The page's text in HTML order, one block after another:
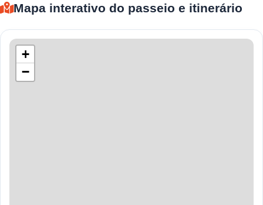
Mapa interativo do passeio e itinerário
+
−